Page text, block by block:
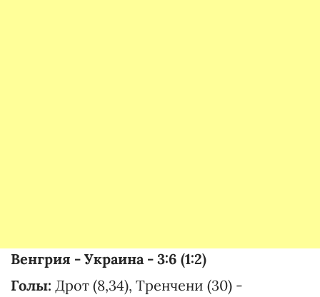
Венгрия - Украина - 3:6 (1:2)
Голы: Дрот (8,34), Тренчени (30) -